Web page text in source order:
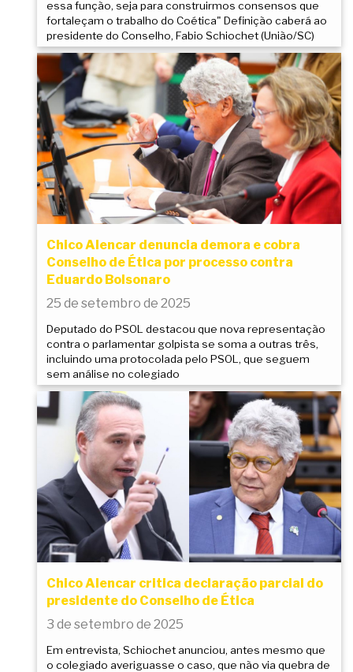
essa função, seja para construirmos consensos que
fortaleçam o trabalho do Coética" Definição caberá ao
presidente do Conselho, Fabio Schiochet (União/SC)
Chico Alencar denuncia demora e cobra
Conselho de Ética por processo contra
Eduardo Bolsonaro
25 de setembro de 2025
Deputado do PSOL destacou que nova representação
contra o parlamentar golpista se soma a outras três,
incluindo uma protocolada pelo PSOL, que seguem
sem análise no colegiado
Chico Alencar critica declaração parcial do
presidente do Conselho de Ética
3 de setembro de 2025
Em entrevista, Schiochet anunciou, antes mesmo que
o colegiado averiguasse o caso, que não via quebra de